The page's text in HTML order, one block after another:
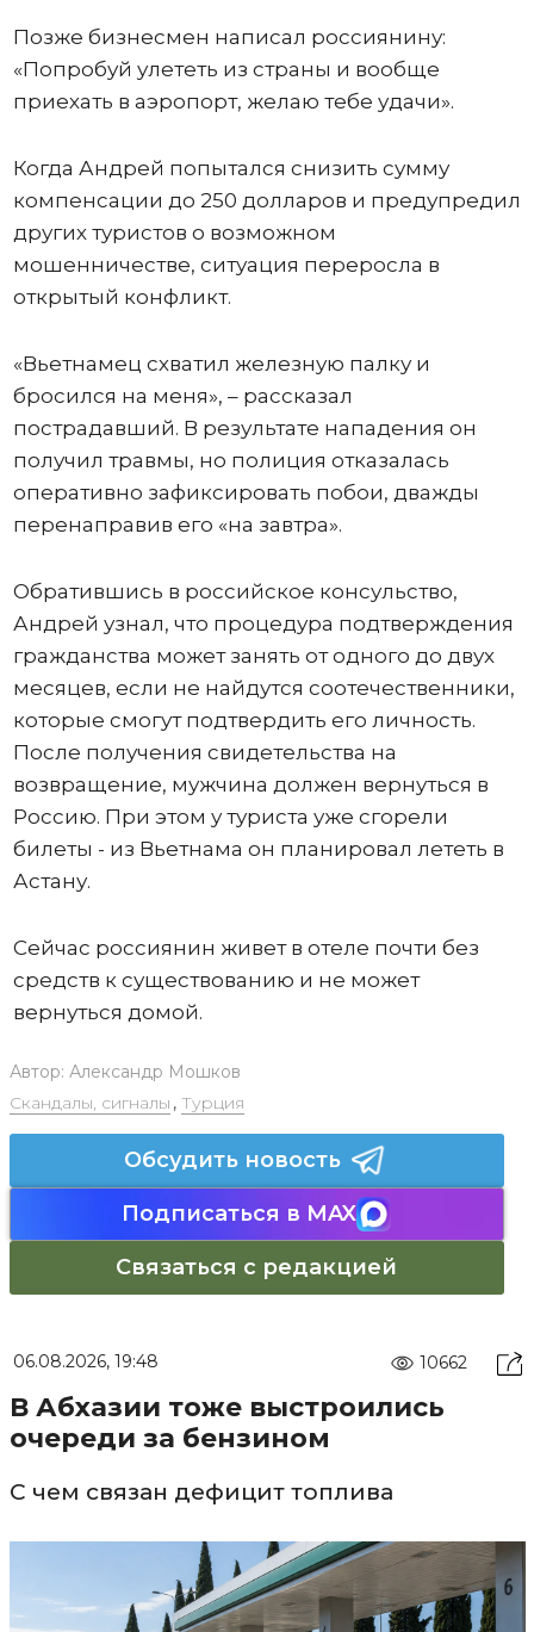
Позже бизнесмен написал россиянину:
«Попробуй улететь из страны и вообще
приехать в аэропорт, желаю тебе удачи».
Когда Андрей попытался снизить сумму
компенсации до 250 долларов и предупредил
других туристов о возможном
мошенничестве, ситуация переросла в
открытый конфликт.
«Вьетнамец схватил железную палку и
бросился на меня», – рассказал
пострадавший. В результате нападения он
получил травмы, но полиция отказалась
оперативно зафиксировать побои, дважды
перенаправив его «на завтра».
Обратившись в российское консульство,
Андрей узнал, что процедура подтверждения
гражданства может занять от одного до двух
месяцев, если не найдутся соотечественники,
которые смогут подтвердить его личность.
После получения свидетельства на
возвращение, мужчина должен вернуться в
Россию. При этом у туриста уже сгорели
билеты - из Вьетнама он планировал лететь в
Астану.
Сейчас россиянин живет в отеле почти без
средств к существованию и не может
вернуться домой.
Автор: Александр Мошков
Скандалы, сигналы , Турция
Обсудить новость
Подписаться в MAX
Связаться с редакцией
06.08.2026, 19:48 10662
В Абхазии тоже выстроились
очереди за бензином
С чем связан дефицит топлива